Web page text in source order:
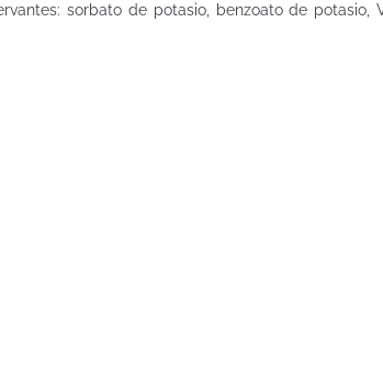
sorbato de potasio, benzoato de potasio,